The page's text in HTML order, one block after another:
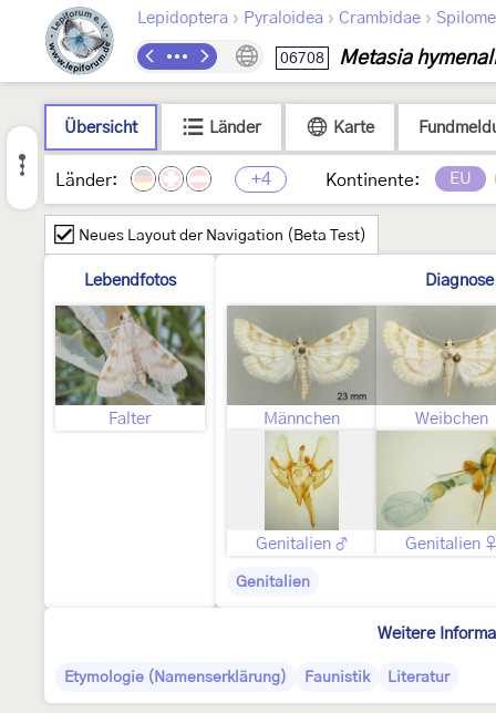
Lepidoptera › Pyraloidea › Crambidae ›
06708 Metasia
Übersicht Länder Karte
Länder: +4 Kontinente: EU
Neues Layout der Navigation (Beta Test)
Lebendfotos
Falter
Diagnose
Männchen Weibchen
Genitalien ♂ Genitalien ♀
Genitalien
Weitere
Etymologie (Namenserklärung) Faunistik Literatur